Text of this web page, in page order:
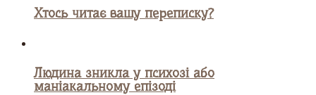
Хтось читає вашу переписку?
Людина зникла у психозі або
маніакальному епізоді